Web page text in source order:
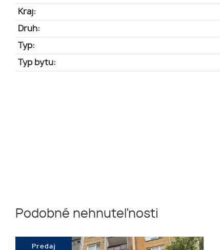
Kraj:
Druh:
Typ:
Typ bytu:
Podobné nehnuteľnosti
Predaj